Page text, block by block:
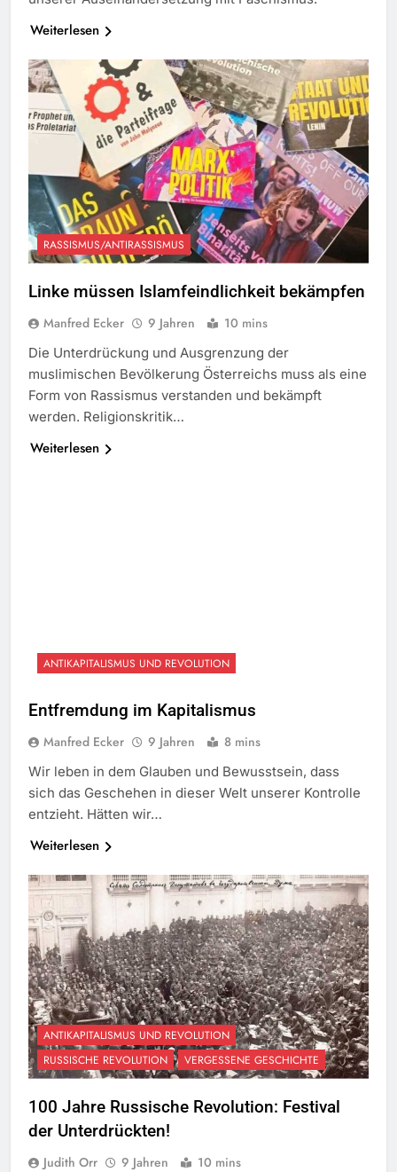
Weiterlesen
RASSISMUS/ANTIRASSISMUS
Linke müssen Islamfeindlichkeit bekämpfen
Manfred Ecker 9 Jahren 10 mins
Die Unterdrückung und Ausgrenzung der
muslimischen Bevölkerung Österreichs muss als eine
Form von Rassismus verstanden und bekämpft
werden. Religionskritik…
Weiterlesen
ANTIKAPITALISMUS UND REVOLUTION
Entfremdung im Kapitalismus
Manfred Ecker 9 Jahren 8 mins
Wir leben in dem Glauben und Bewusstsein, dass
sich das Geschehen in dieser Welt unserer Kontrolle
entzieht. Hätten wir…
Weiterlesen
ANTIKAPITALISMUS UND REVOLUTION
RUSSISCHE REVOLUTION
VERGESSENE GESCHICHTE
100 Jahre Russische Revolution: Festival
der Unterdrückten!
Judith Orr 9 Jahren 10 mins